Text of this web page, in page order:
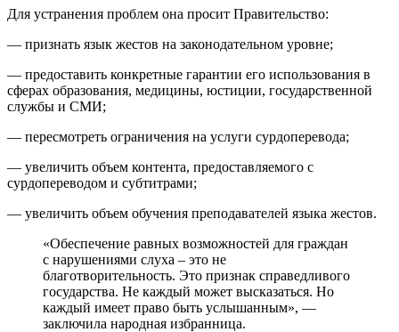
Для устранения проблем она просит Правительство:
— признать язык жестов на законодательном уровне;
— предоставить конкретные гарантии его использования в
сферах образования, медицины, юстиции, государственной
службы и СМИ;
— пересмотреть ограничения на услуги сурдоперевода;
— увеличить объем контента, предоставляемого с
сурдопереводом и субтитрами;
— увеличить объем обучения преподавателей языка жестов.
«Обеспечение равных возможностей для граждан
с нарушениями слуха – это не
благотворительность. Это признак справедливого
государства. Не каждый может высказаться. Но
каждый имеет право быть услышанным», —
заключила народная избранница.